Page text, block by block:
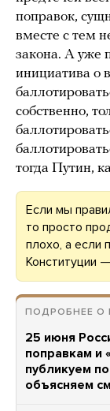
поправок,
вместе с тем
закона. А уже
инициатива о
собственно,
тогда Путин,
Если мы
то просто
плохо, а если
Конституции
ПОДРОБНЕЕ О
25 июня
поправкам и
публикуем
объясняем